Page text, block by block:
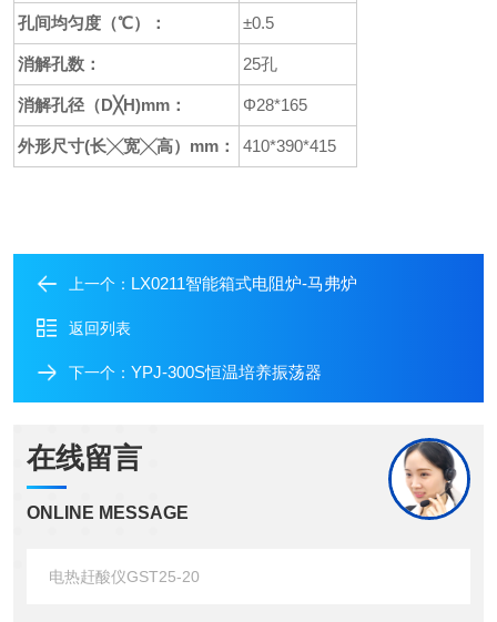
孔间均匀度（℃）： ±0.5
消解孔数： 25孔
消解孔径（D╳H)mm： Φ28*165
外形尺寸(长╳宽╳高）mm： 410*390*415
上一个： LX0211智能箱式电阻炉-马弗炉
返回列表
下一个： YPJ-300S恒温培养振荡器
在线留言
ONLINE MESSAGE